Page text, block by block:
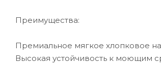
Преимущества:
Премиальное мягкое хлопковое
Высокая устойчивость к моющим